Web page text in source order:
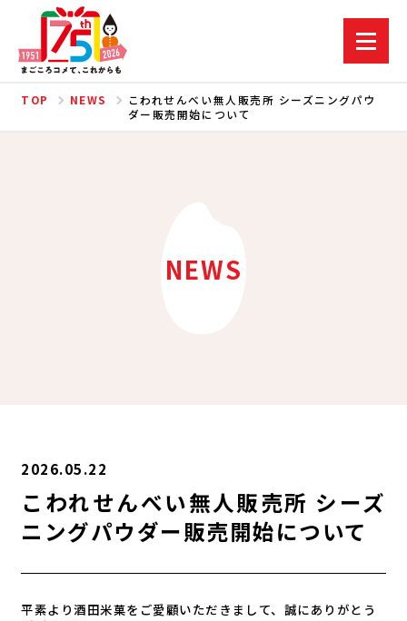
TOP NEWS
こわれせんべい無人販売所 シーズニングパウ
ダー販売開始について
NEWS
2026.05.22
こわれせんべい無人販売所 シーズ
ニングパウダー販売開始について
平素より酒田米菓をご愛顧いただきまして、誠にありがとう